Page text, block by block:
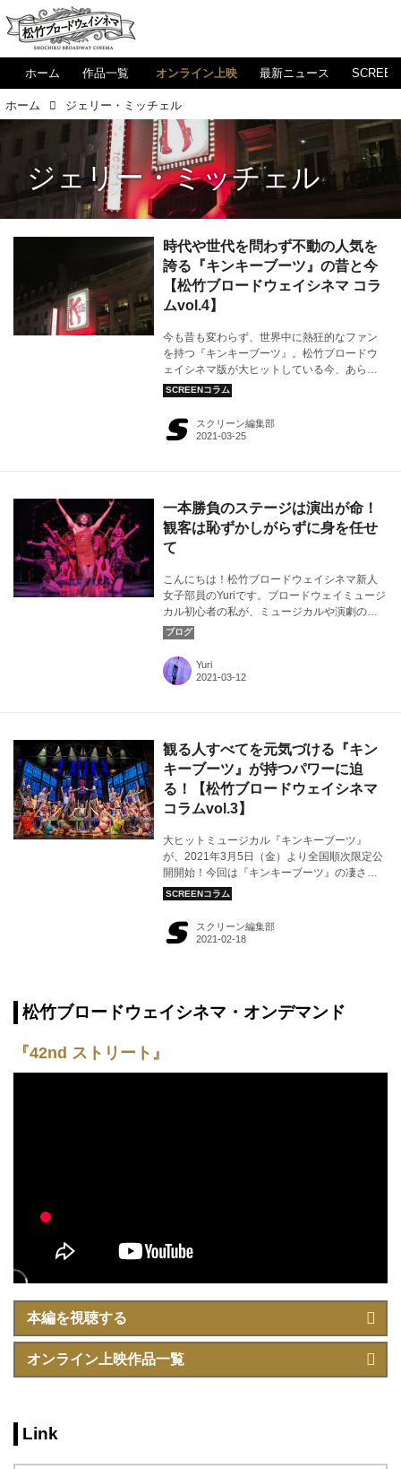
ホーム 作品一覧 オンライン上映 最新ニュース
ホーム ジェリー・ミッチェル
ジェリー・ミッチェル
時代や世代を問わず不動の人気を
誇る『キンキーブーツ』の昔と今
【松竹ブロードウェイシネマ コラ
ムvol.4】
今も昔も変わらず、世界中に熱狂的なファン
を持つ『キンキーブーツ』。松竹ブロードウ
ェイシネマ版が大ヒットしている今、あらた
めて作品の歴史を振り返ってみたい。（文：
スクリーン編集部
一本勝負のステージは演出が命！
観客は恥ずかしがらずに身を任せ
て
こんにちは！松竹ブロードウェイシネマ新人
女子部員のYuriです。ブロードウェイミュージ
カル初心者の私が、ミュージカルや演劇の素
晴らしさについて気ままに発信！今回は『キ
ンキーブーツ』の演出や楽曲ついて注目しま
す。
Yuri
観る人すべてを元気づける『キン
キーブーツ』が持つパワーに迫
る！【松竹ブロードウェイシネマ
コラムvol.3】
大ヒットミュージカル『キンキーブーツ』
が、2021年3月5日（金）より全国順次限定公
開開始！今回は『キンキーブーツ』の凄さや
大人気キャラクター ローラの魅力について迫
スクリーン編集部
松竹ブロードウェイシネマ・オンデマンド
『42nd ストリート』
本編を視聴する
オンライン上映作品一覧
Link